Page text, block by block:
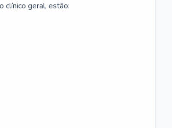
clínico geral, estão: